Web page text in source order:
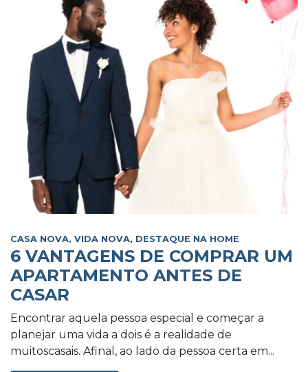
CASA NOVA, VIDA NOVA, DESTAQUE NA HOME
6 VANTAGENS DE COMPRAR UM
APARTAMENTO ANTES DE
CASAR
Encontrar aquela pessoa especial e começar a
planejar uma vida a dois é a realidade de
muitoscasais. Afinal, ao lado da pessoa certa em...